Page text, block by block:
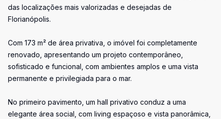
das localizações mais valorizadas e desejadas de
Florianópolis.
Com 173 m² de área privativa, o imóvel foi completamente
renovado, apresentando um projeto contemporâneo,
sofisticado e funcional, com ambientes amplos e uma vista
permanente e privilegiada para o mar.
No primeiro pavimento, um hall privativo conduz a uma
elegante área social, com living espaçoso e vista panorâmica,